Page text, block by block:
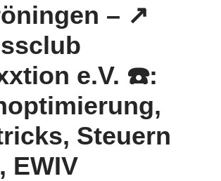
– ↗️
e.V. ☎️:
Steuern
EWIV